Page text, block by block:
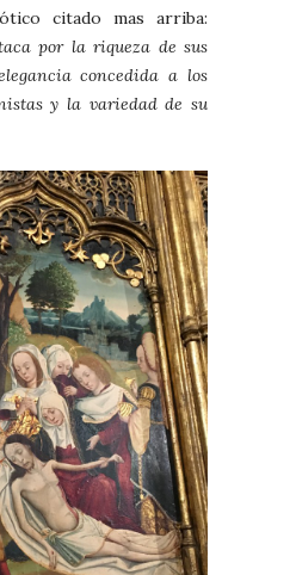
citado mas arriba:
por la riqueza de sus
concedida a los
y la variedad de su